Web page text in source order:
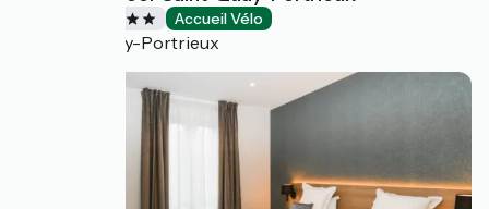
Accueil Vélo
Saint-Quay-Portrieux